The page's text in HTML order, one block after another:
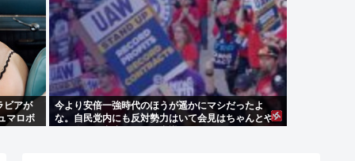
ビアが
マロボ
今より安倍一強時代のほうが遥かにマシだったよ
な。自民党内にも反対勢力はいて会見はちゃんとや